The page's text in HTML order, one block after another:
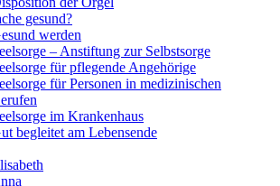
gesund?
werden
– Anstiftung zur Selbstsorge
für pflegende Angehörige
für Personen in medizinischen
im Krankenhaus
begleitet am Lebensende